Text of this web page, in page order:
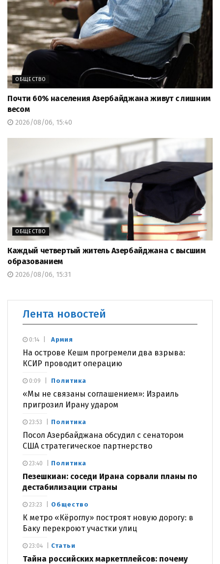
ОБЩЕСТВО
Почти 60% населения Азербайджана живут с лишним
весом
2026/08/06, 15:40
ОБЩЕСТВО
Каждый четвертый житель Азербайджана с высшим
образованием
2026/08/06, 15:31
Лента новостей
Армия
На острове Кешм прогремели два взрыва:
КСИР проводит операцию
0:14
Политика
«Мы не связаны соглашением»: Израиль
пригрозил Ирану ударом
0:09
Политика
Посол Азербайджана обсудил с сенатором
США стратегическое партнерство
23:53
Политика
Пезешкиан: соседи Ирана сорвали планы по
дестабилизации страны
23:40
Общество
К метро «Кёроглу» построят новую дорогу: в
Баку перекроют участки улиц
23:23
Статьи
Тайна российских маркетплейсов: почему
23:04